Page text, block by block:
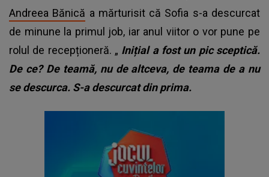
Andreea Bănică a mărturisit că Sofia s-a descurcat
de minune la primul job, iar anul viitor o vor pune pe
rolul de recepționeră. „ Inițial a fost un pic sceptică.
De ce? De teamă, nu de altceva, de teama de a nu
se descurca. S-a descurcat din prima.